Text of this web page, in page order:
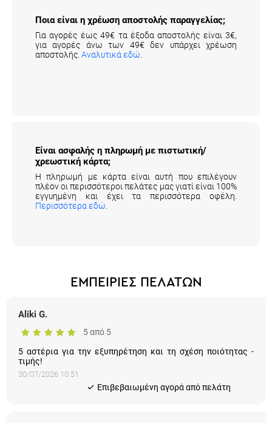
Ποια είναι η χρέωση αποστολής παραγγελίας;
Για αγορές έως 49€ τα έξοδα αποστολής είναι 3€,
για αγορές άνω των 49€ δεν υπάρχει χρέωση
αποστολής. Αναλυτικά εδώ
Είναι ασφαλής η πληρωμή με πιστωτική/
χρεωστική κάρτα;
Η πληρωμή με κάρτα είναι αυτή που επιλέγουν
πλέον οι περισσότεροι πελάτες μας γιατί είναι 100%
εγγυημένη και έχει τα περισσότερα οφέλη.
Περισσότερα εδώ
ΕΜΠΕΙΡΙΕΣ ΠΕΛΑΤΩΝ
Aliki G.
5 από 5
5 αστέρια για την εξυπηρέτηση και τη σχέση ποιότητας -
τιμής!
30/07/2026 10:51
Eπιβεβαιωμένη αγορά από πελάτη